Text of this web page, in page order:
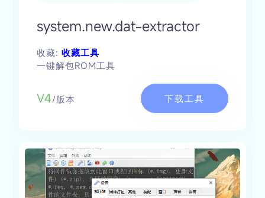
system.new.dat-extractor
收藏:收藏工具
一键解包ROM工具
V4/版本 下载工具